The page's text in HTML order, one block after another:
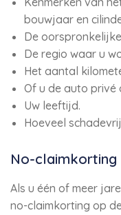
bouwjaar en
De
De regio waar u
Het aantal
Of u de auto privé
Uw leeftijd.
Hoeveel
No-claimkorting
Als u één of meer
no-claimkorting op